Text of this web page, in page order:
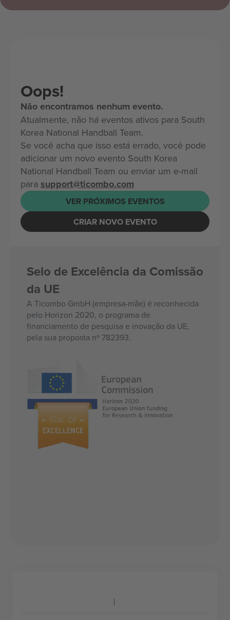
Oops!
Não encontramos nenhum evento.
Atualmente, não há eventos ativos para South
Korea National Handball Team.
Se você acha que isso está errado, você pode
adicionar um novo evento South Korea
National Handball Team ou enviar um e-mail
para support@ticombo.com
VER PRÓXIMOS EVENTOS
CRIAR NOVO EVENTO
Selo de Excelência da Comissão
da UE
A Ticombo GmbH (empresa-mãe) é reconhecida
pelo Horizon 2020, o programa de
financiamento de pesquisa e inovação da UE,
pela sua proposta nº 782393.